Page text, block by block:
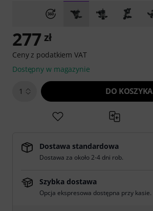
277 zł
Ceny z podatkiem VAT
Dostępny w magazynie
1 DO KOSZYKA
Dostawa standardowa
Dostawa za około 2-4 dni rob.
Szybka dostawa
Opcja ekspresowa dostępna przy kasie.